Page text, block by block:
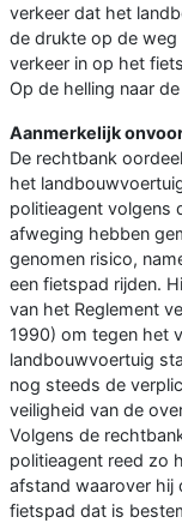
verkeer dat het
de drukte op de
verkeer in op het
Op de helling naar
Aanmerkelijk
De rechtbank
het
politieagent volgens
afweging hebben
genomen risico,
een fietspad rijden.
van het Reglement
1990) om tegen het
landbouwvoertuig
nog steeds de
veiligheid van de
Volgens de
politieagent reed zo
afstand waarover hij
fietspad dat is